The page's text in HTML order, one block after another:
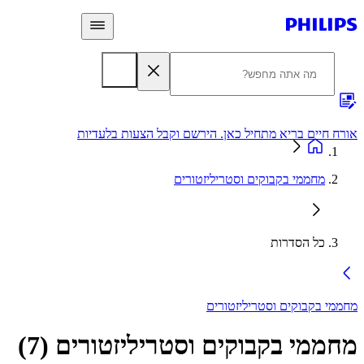
חיים בריא מתחיל כאן. הירשם וקבל הצעות בלעדיות
מחממי בקבוקים וסטריליזטורים
כל הסדרות
בקבוקים וסטריליזטורים
בקבוקים וסטריליזטורים(
7
)